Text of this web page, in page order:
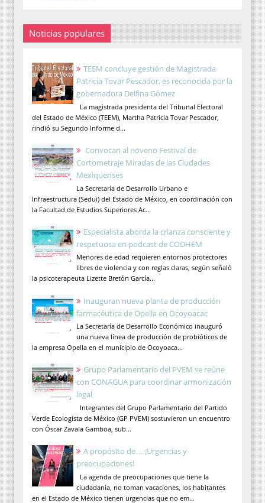
Noticias populares
TEEM concluye gestión de Magistrada
Patricia Tovar Pescador, es reconocida por la
gobernadora Delfina Gómez
La magistrada presidenta del Tribunal Electoral
del Estado de México (TEEM), Martha Patricia Tovar Pescador,
rindió su Segundo Informe d...
Convocan al noveno Festival de
Cortometraje Miradas de las Ciudades
Mexiquenses
La Secretaría de Desarrollo Urbano e
Infraestructura (Sedui) del Estado de México, en coordinación con
la Facultad de Estudios Superiores Ac...
Especialista aborda la crianza consciente y
respetuosa en podcast de CODHEM
Menores de edad requieren entornos protectores
libres de violencia y con reglas claras, según señaló
la psicoterapeuta Lizette Bretón García...
Inauguran nueva planta de producción
farmacéutica de Opella en Ocoyoacac
La Secretaría de Desarrollo Económico inauguró
una nueva línea de producción de probióticos de
la empresa Opella en el municipio de Ocoyoaca...
Grupo Parlamentario del PVEM se reúne
con CONAGUA para coordinar armonización
legal
Integrantes del Grupo Parlamentario del Partido
Verde Ecologista de México (GP PVEM) sostuvieron un encuentro
con Óscar Zavala Gamboa, sub...
A propósito de… ¡Urgencias y
preocupaciones!
La agenda de preocupaciones que tiene la
ciudadanía, no toman vacaciones, los habitantes
en el Estado de México tienen urgencias que no em...